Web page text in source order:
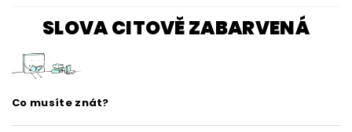
SLOVA CITOVĚ ZABARVENÁ
Co musíte znát?